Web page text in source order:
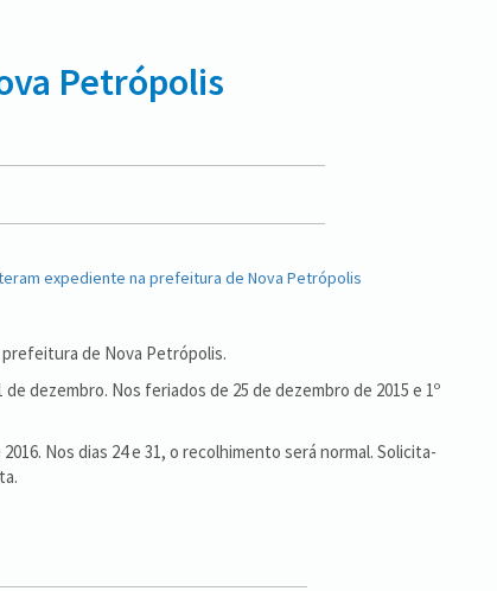
Petrópolis
prefeitura de Nova Petrópolis.
dezembro. Nos feriados de 25 de dezembro de 2015 e 1º
Nos dias 24 e 31, o recolhimento será normal. Solicita-